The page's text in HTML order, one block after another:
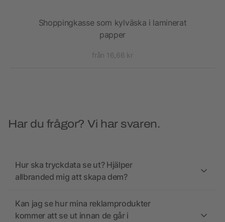
Shoppingkasse som kylväska i laminerat
papper
från 16,66 kr
Har du frågor? Vi har svaren.
Hur ska tryckdata se ut? Hjälper
allbranded mig att skapa dem?
Kan jag se hur mina reklamprodukter
kommer att se ut innan de går i